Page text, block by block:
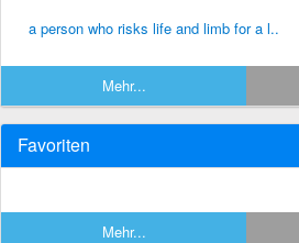
a person who risks life and limb for a l..
Mehr...
Favoriten
Mehr...